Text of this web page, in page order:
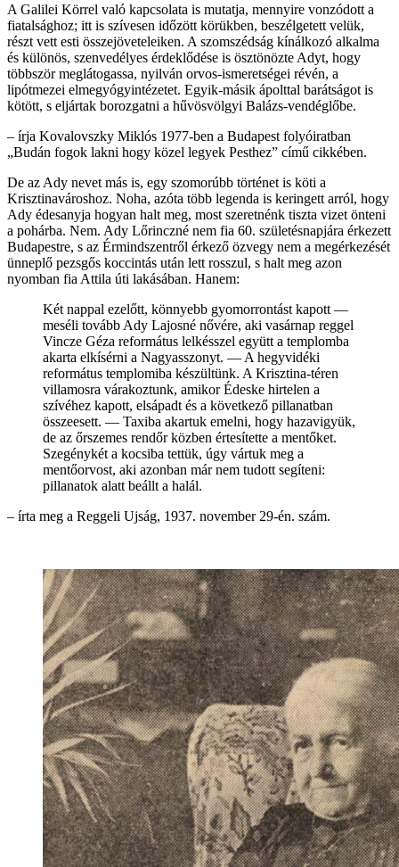
A Galilei Körrel való kapcsolata is mutatja, mennyire vonzódott a
fiatalsághoz; itt is szívesen időzött körükben, beszélgetett velük,
részt vett esti összejöveteleiken. A szomszédság kínálkozó alkalma
és különös, szenvedélyes érdeklődése is ösztönözte Adyt, hogy
többször meglátogassa, nyilván orvos-ismeretségei révén, a
lipótmezei elmegyógyintézetet. Egyik-másik ápolttal barátságot is
kötött, s eljártak borozgatni a hűvösvölgyi Balázs-vendéglőbe.
– írja Kovalovszky Miklós 1977-ben a Budapest folyóiratban
„Budán fogok lakni hogy közel legyek Pesthez” című cikkében.
De az Ady nevet más is, egy szomorúbb történet is köti a
Krisztinavároshoz. Noha, azóta több legenda is keringett arról, hogy
Ady édesanyja hogyan halt meg, most szeretnénk tiszta vizet önteni
a pohárba. Nem. Ady Lőrinczné nem fia 60. születésnapjára érkezett
Budapestre, s az Érmindszentről érkező özvegy nem a megérkezését
ünneplő pezsgős koccintás után lett rosszul, s halt meg azon
nyomban fia Attila úti lakásában. Hanem:
Két nappal ezelőtt, könnyebb gyomorrontást kapott —
meséli tovább Ady Lajosné nővére, aki vasárnap reggel
Vincze Géza református lelkésszel együtt a templomba
akarta elkísérni a Nagyasszonyt. — A hegyvidéki
református templomiba készültünk. A Krisztina-téren
villamosra várakoztunk, amikor Édeske hirtelen a
szívéhez kapott, elsápadt és a következő pillanatban
összeesett. — Taxiba akartuk emelni, hogy hazavigyük,
de az őrszemes rendőr közben értesítette a mentőket.
Szegénykét a kocsiba tettük, úgy vártuk meg a
mentőorvost, aki azonban már nem tudott segíteni:
pillanatok alatt beállt a halál.
– írta meg a Reggeli Ujság, 1937. november 29-én. szám.